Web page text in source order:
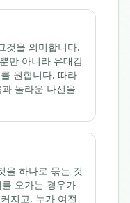
것을 의미합니다.
만 아니라 유대감
원합니다. 따라
놀라운 나선을
을 하나로 묶는 것
오가는 경우가
지고, 누가 여전